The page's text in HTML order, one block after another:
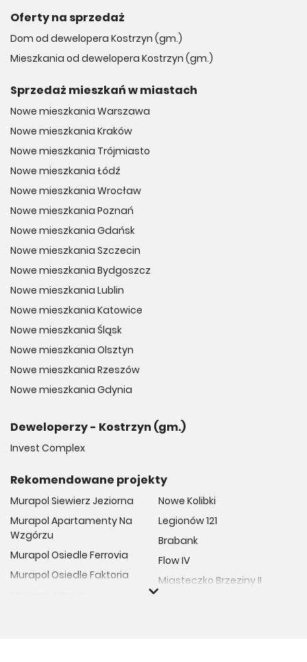
Oferty na sprzedaż
Dom od dewelopera Kostrzyn (gm.)
Mieszkania od dewelopera Kostrzyn (gm.)
Sprzedaż mieszkań w miastach
Nowe mieszkania Warszawa
Nowe mieszkania Kraków
Nowe mieszkania Trójmiasto
Nowe mieszkania Łódź
Nowe mieszkania Wrocław
Nowe mieszkania Poznań
Nowe mieszkania Gdańsk
Nowe mieszkania Szczecin
Nowe mieszkania Bydgoszcz
Nowe mieszkania Lublin
Nowe mieszkania Katowice
Nowe mieszkania Śląsk
Nowe mieszkania Olsztyn
Nowe mieszkania Rzeszów
Nowe mieszkania Gdynia
Deweloperzy - Kostrzyn (gm.)
Invest Complex
Rekomendowane projekty
Murapol Siewierz Jeziorna
Murapol Apartamenty Na
Wzgórzu
Murapol Osiedle Ferrovia
Murapol Osiedle Faktoria
Nowe Kolibki
Legionów 121
Brabank
Flow IV
Miasteczko Brzeziny II